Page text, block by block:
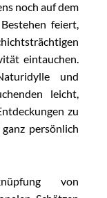
noch auf dem
feiert,
eintauchen.
und
leicht,
zu
persönlich
von